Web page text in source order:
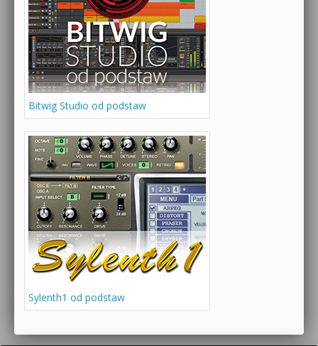
Bitwig Studio od podstaw
Sylenth1 od podstaw